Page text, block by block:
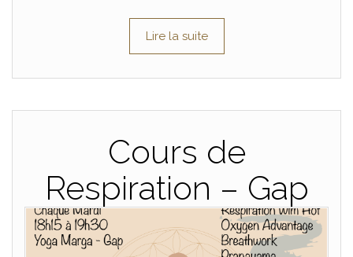
Lire la suite
Cours de
Respiration – Gap